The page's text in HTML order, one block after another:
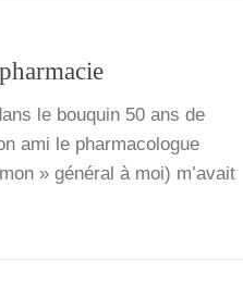
le bou­quin 50 ans de
ami le phar­ma­co­logue
» géné­ral à moi) m’a­vait